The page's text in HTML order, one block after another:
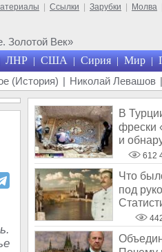
Ссылки Зарубки Молва
Золотой Век»
ЛНР | США | Сирия | Мир |
(История) | Николай Левашов |
В
фрески
и
612
Что
под